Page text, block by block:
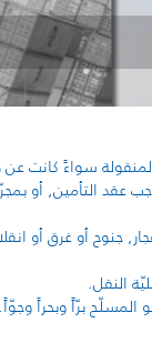
سواءً كانت
عقد التأمين, أو
جنوح أو غرق أو
النقل.
برّاً وبحراً وجوّاً.